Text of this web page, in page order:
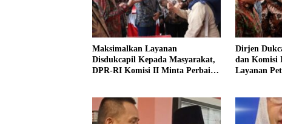
Maksimalkan Layanan
Disdukcapil Kepada Masyarakat,
DPR-RI Komisi II Minta Perbaiki
Dirjen
dan Komisi
Layanan